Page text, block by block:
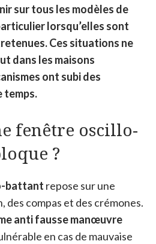
sur tous les modèles de
lorsqu’elles sont
Ces situations ne
dans les maisons
ont subi des
temps.
fenêtre oscillo-
?
battant repose sur une
compas et des crémones.
anti fausse manœuvre
en cas de mauvaise